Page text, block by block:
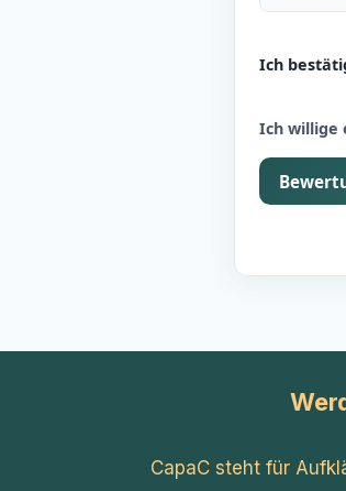
Ich
Ich willige
CapaC steht für